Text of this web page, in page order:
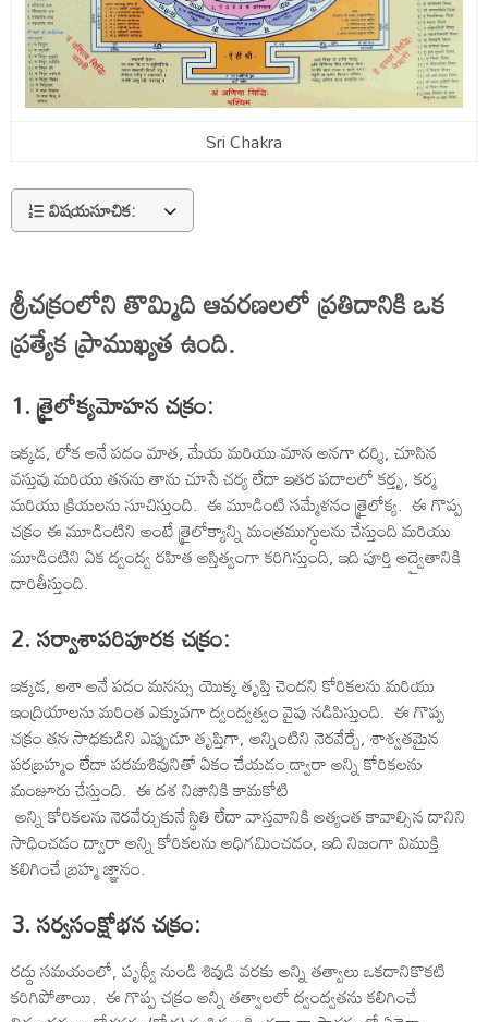
Sri Chakra
విషయసూచిక:
శ్రీచక్రంలోని తొమ్మిది ఆవరణలలో ప్రతిదానికి ఒక
ప్రత్యేక ప్రాముఖ్యత ఉంది.
1. త్రైలోక్యమోహన చక్రం:
ఇక్కడ, లోక అనే పదం మాత, మేయ మరియు మాన అనగా దర్శి, చూసిన
వస్తువు మరియు తనను తాను చూసే చర్య లేదా ఇతర పదాలలో కర్తృ, కర్మ
మరియు క్రియలను సూచిస్తుంది. ఈ మూడింటి సమ్మేళనం త్రైలోక్య. ఈ గొప్ప
చక్రం ఈ మూడింటిని అంటే త్రైలోక్యాన్ని మంత్రముగ్ధులను చేస్తుంది మరియు
మూడింటిని ఏక ద్వంద్వ రహిత అస్తిత్వంగా కరిగిస్తుంది, ఇది పూర్తి అద్వైతానికి
దారితీస్తుంది.
2. సర్వాశాపరిపూరక చక్రం:
ఇక్కడ, ఆశా అనే పదం మనస్సు యొక్క తృప్తి చెందని కోరికలను మరియు
ఇంద్రియాలను మరింత ఎక్కువగా ద్వంద్వత్వం వైపు నడిపిస్తుంది. ఈ గొప్ప
చక్రం తన సాధకుడిని ఎప్పుడూ తృప్తిగా, అన్నింటిని నెరవేర్చే, శాశ్వతమైన
పరబ్రహ్మం లేదా పరమశివునితో ఏకం చేయడం ద్వారా అన్ని కోరికలను
మంజూరు చేస్తుంది. ఈ దశ నిజానికి కామకోటి
అన్ని కోరికలను నెరవేర్చుకునే స్థితి లేదా వాస్తవానికి అత్యంత కావాల్సిన దానిని
సాధించడం ద్వారా అన్ని కోరికలను అధిగమించడం, ఇది నిజంగా విముక్తి
కలిగించే బ్రహ్మ జ్ఞానం.
3. సర్వసంక్షోభన చక్రం:
రద్దు సమయంలో, పృథ్వీ నుండి శివుడి వరకు అన్ని తత్వాలు ఒకదానికొకటి
కరిగిపోతాయి. ఈ గొప్ప చక్రం అన్ని తత్వాలలో ద్వంద్వతను కలిగించే